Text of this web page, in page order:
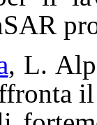
, L.